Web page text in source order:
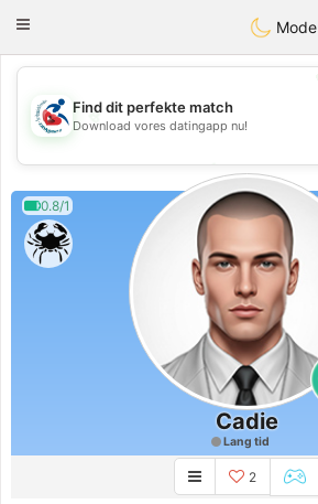
Handi Space
Toggle
Mode
💖
💕
Find dit perfekte match
Download vores datingapp nu!
0.8/1
Cadie
Lang tid
2